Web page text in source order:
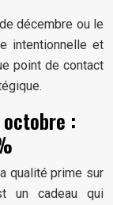
décembre ou le
intentionnelle et
point de contact
:
qualité prime sur
un cadeau qui